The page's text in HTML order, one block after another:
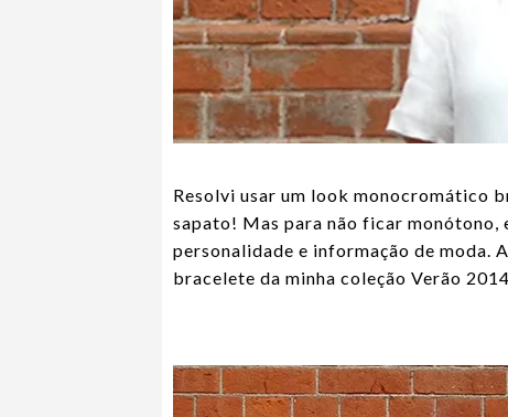
Resolvi usar um look monocromático
sapato! Mas para não ficar monótono,
personalidade e informação de moda.
bracelete da minha coleção Verão